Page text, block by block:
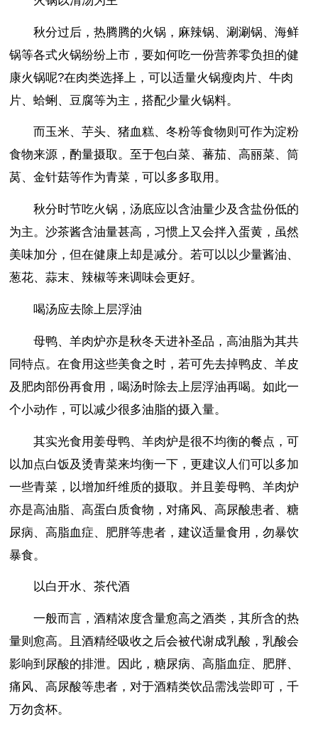
秋分过后，热腾腾的火锅，麻辣锅、涮涮锅、海鲜
锅等各式火锅纷纷上市，要如何吃一份营养零负担的健
康火锅呢?在肉类选择上，可以适量火锅瘦肉片、牛肉
片、蛤蜊、豆腐等为主，搭配少量火锅料。
而玉米、芋头、猪血糕、冬粉等食物则可作为淀粉
食物来源，酌量摄取。至于包白菜、蕃茄、高丽菜、筒
莴、金针菇等作为青菜，可以多多取用。
秋分时节吃火锅，汤底应以含油量少及含盐份低的
为主。沙茶酱含油量甚高，习惯上又会拌入蛋黄，虽然
美味加分，但在健康上却是减分。若可以以少量酱油、
葱花、蒜末、辣椒等来调味会更好。
喝汤应去除上层浮油
母鸭、羊肉炉亦是秋冬天进补圣品，高油脂为其共
同特点。在食用这些美食之时，若可先去掉鸭皮、羊皮
及肥肉部份再食用，喝汤时除去上层浮油再喝。如此一
个小动作，可以减少很多油脂的摄入量。
其实光食用姜母鸭、羊肉炉是很不均衡的餐点，可
以加点白饭及烫青菜来均衡一下，更建议人们可以多加
一些青菜，以增加纤维质的摄取。并且姜母鸭、羊肉炉
亦是高油脂、高蛋白质食物，对痛风、高尿酸患者、糖
尿病、高脂血症、肥胖等患者，建议适量食用，勿暴饮
暴食。
以白开水、茶代酒
一般而言，酒精浓度含量愈高之酒类，其所含的热
量则愈高。且酒精经吸收之后会被代谢成乳酸，乳酸会
影响到尿酸的排泄。因此，糖尿病、高脂血症、肥胖、
痛风、高尿酸等患者，对于酒精类饮品需浅尝即可，千
万勿贪杯。